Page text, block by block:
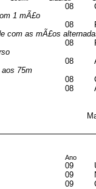
08
1 mÃ£o
08
com as mÃ£os
08
08
75m
08
08
Ano
09
09
09